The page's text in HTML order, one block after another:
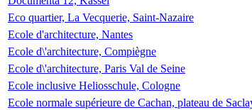
Eco quartier, La Vecquerie, Saint-Nazaire
Ecole d'architecture, Nantes
Ecole d\'architecture, Compiègne
Ecole d\'architecture, Paris Val de Seine
Ecole inclusive Heliosschule, Cologne
Ecole normale supérieure de Cachan, plateau de